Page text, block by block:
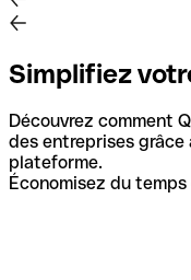
Simplifiez
Découvrez comment
des entreprises
plateforme.
Économisez du